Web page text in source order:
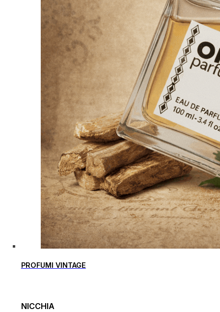
PROFUMI VINTAGE
NICCHIA